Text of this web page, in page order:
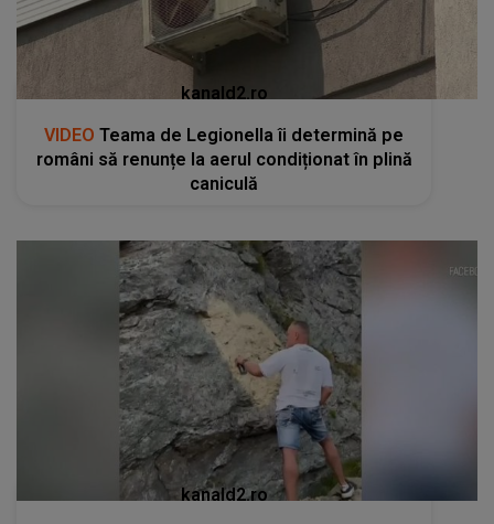
kanald2.ro
VIDEO Teama de Legionella îi determină pe
români să renunțe la aerul condiționat în plină
caniculă
kanald2.ro